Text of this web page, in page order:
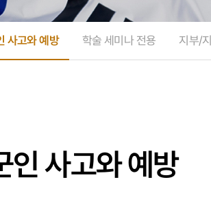
사고와 예방 학술 세미나 전용 지부/
인 사고와 예방